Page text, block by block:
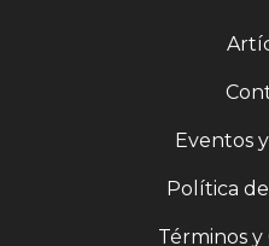
Eventos
Política
Términos y